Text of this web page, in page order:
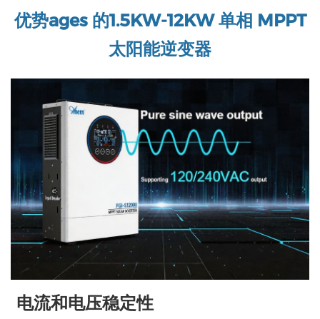
优势ages 的1.5KW-12KW 单相 MPPT
太阳能逆变器
电流和电压稳定性